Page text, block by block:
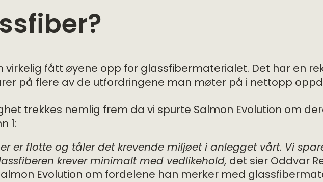
virkelig fått øyene opp for glassfibermaterialet. Det har en
på flere av de utfordringene man møter på i nettopp
trekkes nemlig frem da vi spurte Salmon Evolution om
1:
er flotte og tåler det krevende miljøet i anlegget vårt. Vi
krever minimalt med vedlikehold, det sier Oddvar
Evolution om fordelene han merker med